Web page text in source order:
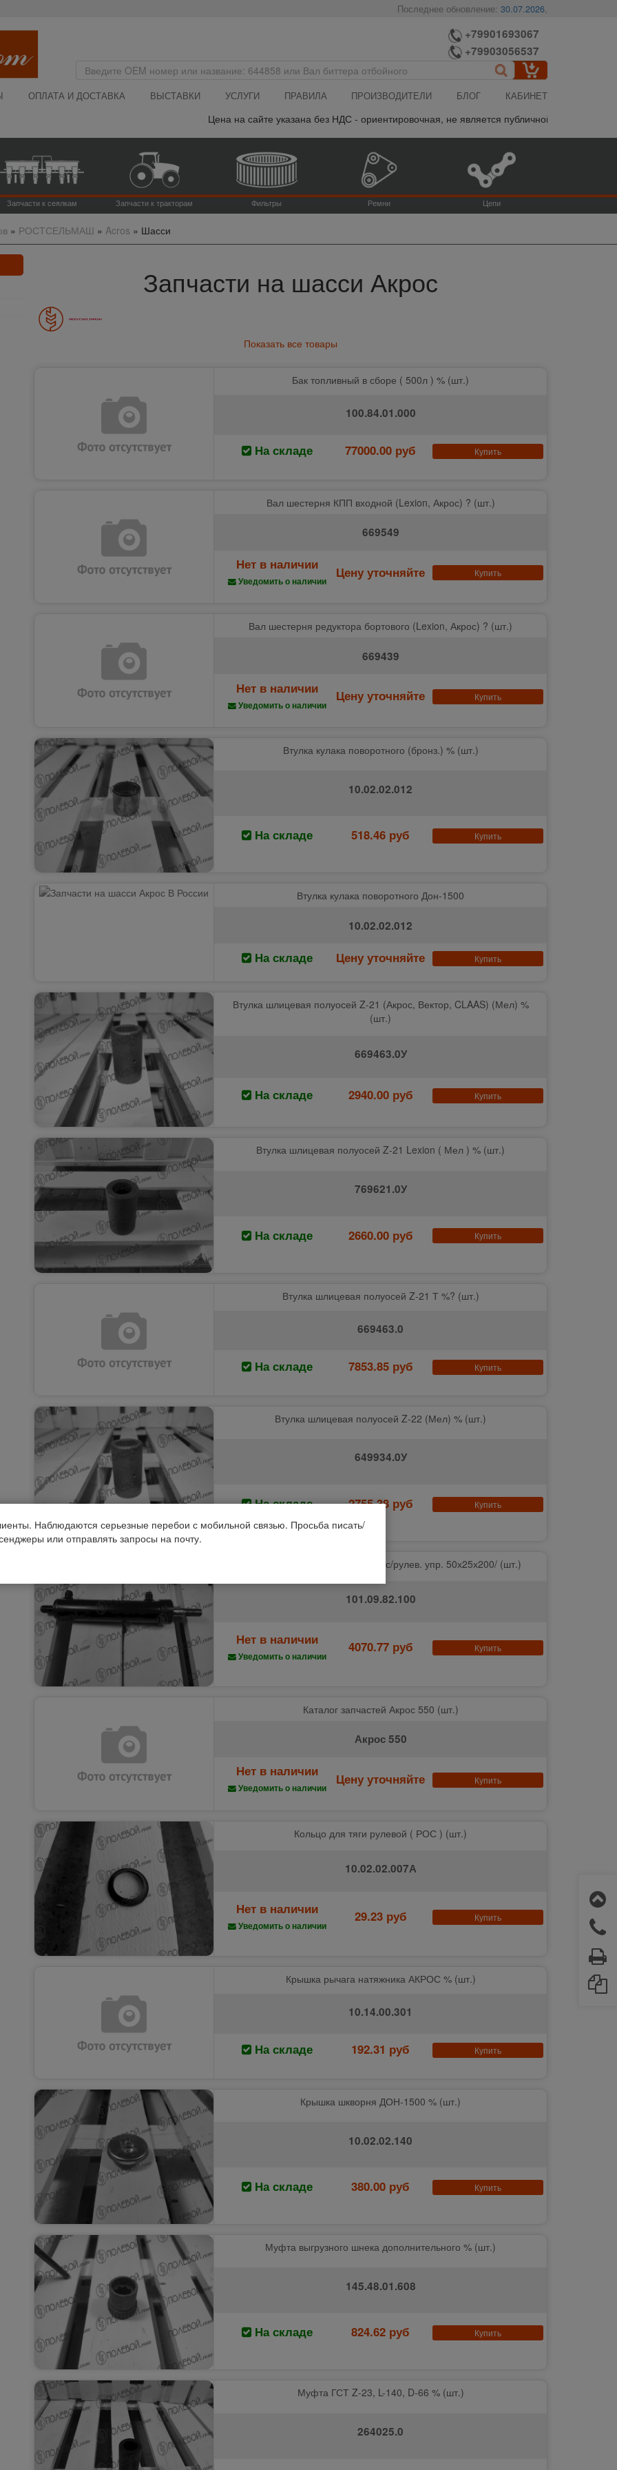
Последнее обновление:30.07.2026,
+79901693067
+79903056537
ОПЛАТА И ДОСТАВКА ВЫСТАВКИ УСЛУГИ ПРАВИЛА ПРОИЗВОДИТЕЛИ БЛОГ КАБИНЕТ
Цена на сайте указана без НДС - ориентировочная, не является публичной офертой, пожалуйста
Запчасти к сеялкам Запчасти к тракторам Фильтры Ремни Цепи
» РОСТСЕЛЬМАШ » Acros » Шасси
Запчасти на шасси Акрос
Показать все товары
Бак топливный в сборе ( 500л ) % (шт.)
100.84.01.000
На складе 77000.00 руб Купить
Вал шестерня КПП входной (Lexion, Акрос) ? (шт.)
669549
Нет в наличии
Уведомить о наличии
Цену уточняйте Купить
Вал шестерня редуктора бортового (Lexion, Акрос) ? (шт.)
669439
Нет в наличии
Уведомить о наличии
Цену уточняйте Купить
Втулка кулака поворотного (бронз.) % (шт.)
10.02.02.012
На складе 518.46 руб Купить
Втулка кулака поворотного Дон-1500
10.02.02.012
На складе Цену уточняйте Купить
Втулка шлицевая полуосей Z-21 (Акрос, Вектор, CLAAS) (Мел) %
(шт.)
669463.0У
На складе 2940.00 руб Купить
Втулка шлицевая полуосей Z-21 Lexion ( Мел ) % (шт.)
769621.0У
На складе 2660.00 руб Купить
Втулка шлицевая полуосей Z-21 Т %? (шт.)
669463.0
На складе 7853.85 руб Купить
Втулка шлицевая полуосей Z-22 (Мел) % (шт.)
649934.0У
На складе 2755.38 руб Купить
Гидроцилиндр управления колес/рулев. упр. 50х25х200/ (шт.)
101.09.82.100
Нет в наличии
Уведомить о наличии
4070.77 руб Купить
Каталог запчастей Акрос 550 (шт.)
Акрос 550
Нет в наличии
Уведомить о наличии
Цену уточняйте Купить
Кольцо для тяги рулевой ( РОС ) (шт.)
10.02.02.007А
Нет в наличии
Уведомить о наличии
29.23 руб Купить
Крышка рычага натяжника АКРОС % (шт.)
10.14.00.301
На складе 192.31 руб Купить
Крышка шкворня ДОН-1500 % (шт.)
10.02.02.140
На складе 380.00 руб Купить
Муфта выгрузного шнека дополнительного % (шт.)
145.48.01.608
На складе 824.62 руб Купить
Муфта ГСТ Z-23, L-140, D-66 % (шт.)
264025.0
Наблюдаются серьезные перебои с мобильной связью. Просьба писать/
или отправлять запросы на почту.